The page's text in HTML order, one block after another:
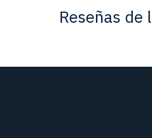
Reseñas de